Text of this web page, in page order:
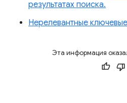
результатах поиска.
Нерелевантные
Эта информация